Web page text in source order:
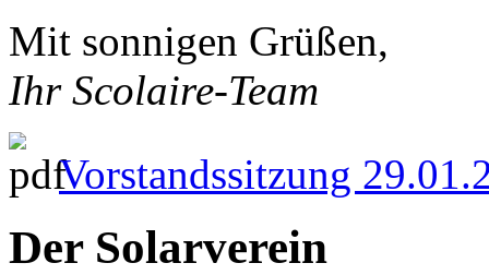
Mit sonnigen Grüßen,
Ihr Scolaire-Team
Vorstandssitzung
Der Solarverein